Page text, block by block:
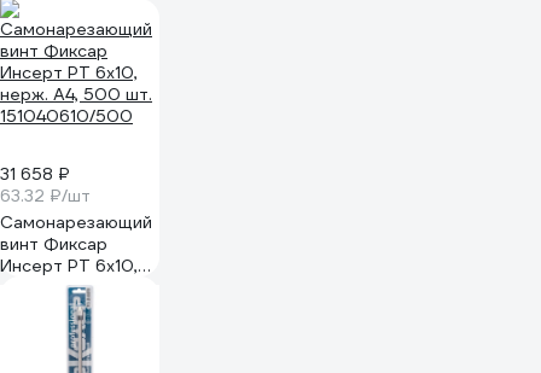
31 658 ₽
63.32 ₽/шт
Самонарезающий
винт Фиксар
Инсерт РТ 6x10,
нерж. А4, 500 шт.
151040610/500